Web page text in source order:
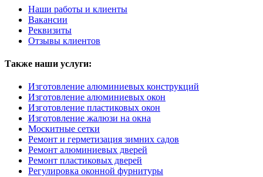
Наши работы и клиенты
Вакансии
Реквизиты
Отзывы клиентов
Также наши услуги:
Изготовление алюминиевых конструкций
Изготовление алюминиевых окон
Изготовление пластиковых окон
Изготовление жалюзи на окна
Москитные сетки
Ремонт и герметизация зимних садов
Ремонт алюминиевых дверей
Ремонт пластиковых дверей
Регулировка оконной фурнитуры